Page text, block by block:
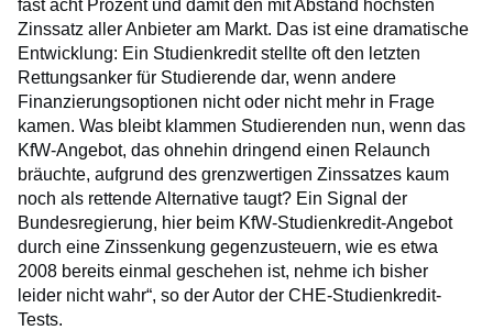
fast acht Prozent und damit den mit Abstand höchsten
Zinssatz aller Anbieter am Markt. Das ist eine dramatische
Entwicklung: Ein Studienkredit stellte oft den letzten
Rettungsanker für Studierende dar, wenn andere
Finanzierungsoptionen nicht oder nicht mehr in Frage
kamen. Was bleibt klammen Studierenden nun, wenn das
KfW-Angebot, das ohnehin dringend einen Relaunch
bräuchte, aufgrund des grenzwertigen Zinssatzes kaum
noch als rettende Alternative taugt? Ein Signal der
Bundesregierung, hier beim KfW-Studienkredit-Angebot
durch eine Zinssenkung gegenzusteuern, wie es etwa
2008 bereits einmal geschehen ist, nehme ich bisher
leider nicht wahr“, so der Autor der CHE-Studienkredit-
Tests.